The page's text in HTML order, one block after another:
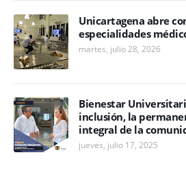
Unicartagena abre
especialidades
martes, julio 28, 2026
Bienestar
inclusión, la
integral de la
jueves, julio 17, 2025